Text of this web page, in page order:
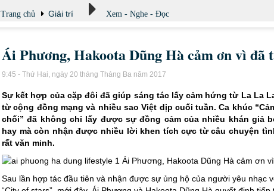
Trang chủ Giải trí Xem - Nghe - Đọc
Ái Phương, Hakoota Dũng Hà cảm ơn vì đã
9:45 - Thứ Hai, ngày 20 tháng Tháng Ba năm 2017
Sự kết hợp của cặp đôi đã giúp sáng tác lấy cảm hứng từ La La
từ cộng đồng mạng và nhiều sao Việt dịp cuối tuần. Ca khúc
chối” đã không chỉ lấy được sự đồng cảm của nhiều khán giả
hay mà còn nhận được nhiều lời khen tích cực từ câu chuyện
rất văn minh.
Sau lần hợp tác đầu tiên và nhận được sự ủng hộ của người yêu nhạc